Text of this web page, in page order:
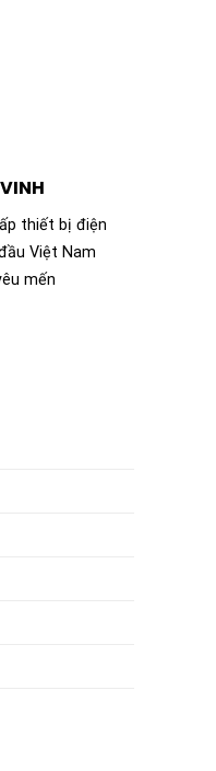
thiết bị điện
Việt Nam
mến